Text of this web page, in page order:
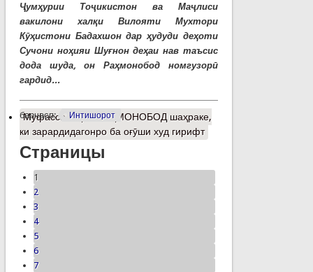
Ҷумҳурии Тоҷикистон ва Маҷлиси
вакилони халқи Вилояти Мухтори
Кӯҳистони Бадахшон дар ҳудуди деҳоти
Сучони ноҳияи Шуғнон деҳаи нав таъсис
дода шуда, он Раҳмонобод номгузорӣ
гардид...
барчасп: Интишорот
Муфассалтаро РАҲМОНОБОД шаҳраке,
ки зарардидагонро ба оғӯши худ гирифт
Страницы
1
2
3
4
5
6
7